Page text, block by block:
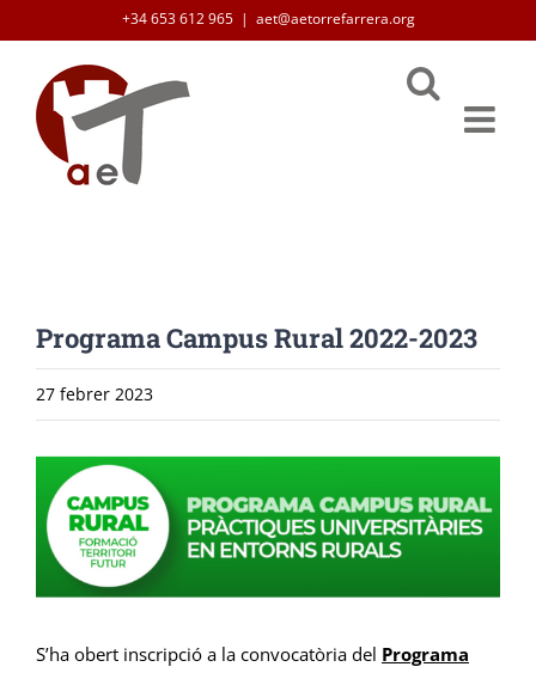
content
+34 653 612 965 | aet@aetorrefarrera.org
Programa Campus Rural 2022-2023
27 febrer 2023
View
Larger
Image
S’ha obert inscripció a la convocatòria del Programa